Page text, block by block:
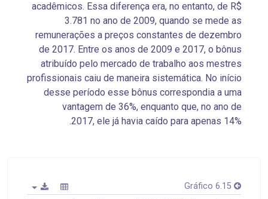
acadêmicos. Essa diferença era, no entanto, de R$
3.781 no ano de 2009, quando se mede as
remunerações a preços constantes de dezembro
de 2017. Entre os anos de 2009 e 2017, o bônus
atribuído pelo mercado de trabalho aos mestres
profissionais caiu de maneira sistemática. No início
desse período esse bônus correspondia a uma
vantagem de 36%, enquanto que, no ano de
2017, ele já havia caído para apenas 14%.
Gráfico 6.15